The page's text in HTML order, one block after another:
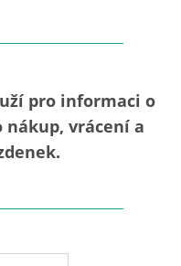
pro informaci o
vrácení a